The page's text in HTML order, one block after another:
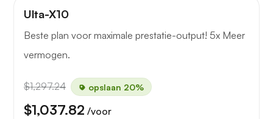
Ulta-X10
Beste plan voor maximale prestatie-output! 5x Meer
vermogen.
$1,297.24 opslaan 20%
$1,037.82 /voor